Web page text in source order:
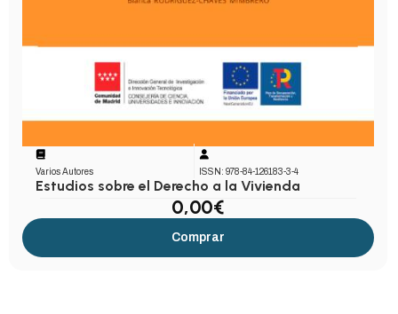
Varios Autores ISSN: 978-84-126183-3-4
Estudios sobre el Derecho a la Vivienda
0,00€
Comprar